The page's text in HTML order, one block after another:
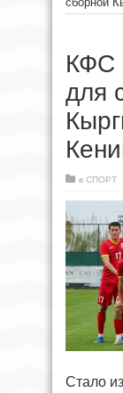
КФС
для
в СПОРТ
Стало